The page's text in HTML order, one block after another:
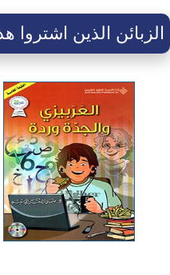
الزبائن الذين اشتروا